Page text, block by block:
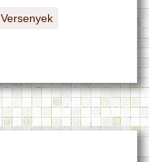
Versenyek